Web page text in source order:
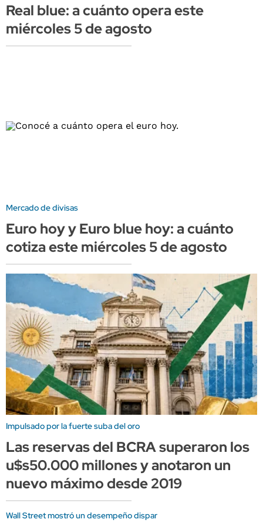
Real blue: a cuánto opera este
miércoles 5 de agosto
Mercado de divisas
Euro hoy y Euro blue hoy: a cuánto
cotiza este miércoles 5 de agosto
Impulsado por la fuerte suba del oro
Las reservas del BCRA superaron los
u$s50.000 millones y anotaron un
nuevo máximo desde 2019
Wall Street mostró un desempeño dispar